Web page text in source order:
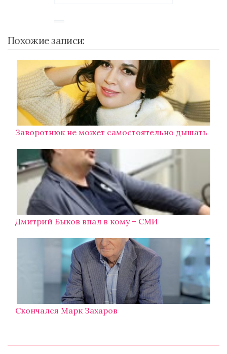
Похожие записи:
Заворотнюк не может самостоятельно дышать
Дмитрий Быков впал в кому – СМИ
Скончался Марк Захаров